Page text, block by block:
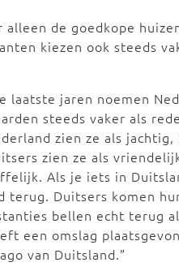
de goedkope
kiezen ook steeds
laatste jaren noemen
steeds vaker als
zien ze als
zien ze als
Als je iets in
terug. Duitsers komen
bellen echt terug
een omslag
van Duitsland.”